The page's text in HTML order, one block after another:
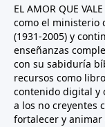
EL AMOR QUE
como el ministerio
(1931-2005) y
enseñanzas
con su sabiduría
recursos como
contenido digital y
a los no creyentes
fortalecer y